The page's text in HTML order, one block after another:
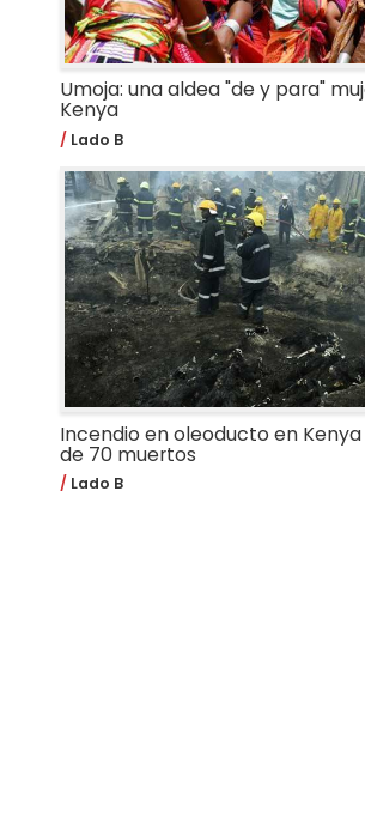
Umoja: una aldea "de y para"
Kenya
Lado B
Incendio en oleoducto en
de 70 muertos
Lado B